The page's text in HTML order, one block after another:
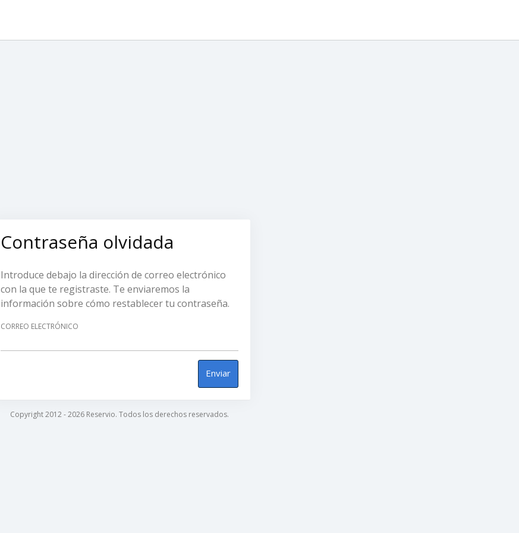
Contraseña olvidada
Introduce debajo la dirección de correo electrónico
con la que te registraste. Te enviaremos la
información sobre cómo restablecer tu contraseña.
CORREO ELECTRÓNICO
Enviar
Copyright 2012 - 2026 Reservio. Todos los derechos reservados.